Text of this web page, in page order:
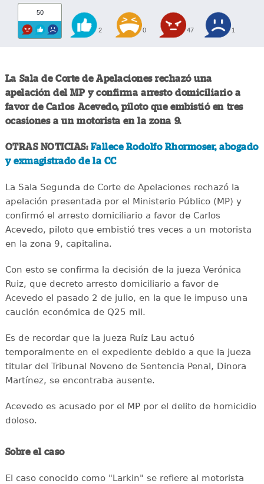
50
2 0 47 1
La Sala de Corte de Apelaciones rechazó una
apelación del MP y confirma arresto domiciliario a
favor de Carlos Acevedo, piloto que embistió en tres
ocasiones a un motorista en la zona 9.
OTRAS NOTICIAS: Fallece Rodolfo Rhormoser, abogado
y exmagistrado de la CC
La Sala Segunda de Corte de Apelaciones rechazó la
apelación presentada por el Ministerio Público (MP) y
confirmó el arresto domiciliario a favor de Carlos
Acevedo, piloto que embistió tres veces a un motorista
en la zona 9, capitalina.
Con esto se confirma la decisión de la jueza Verónica
Ruiz, que decreto arresto domiciliario a favor de
Acevedo el pasado 2 de julio, en la que le impuso una
caución económica de Q25 mil.
Es de recordar que la jueza Ruíz Lau actuó
temporalmente en el expediente debido a que la jueza
titular del Tribunal Noveno de Sentencia Penal, Dinora
Martínez, se encontraba ausente.
Acevedo es acusado por el MP por el delito de homicidio
doloso.
Sobre el caso
El caso conocido como "Larkin" se refiere al motorista